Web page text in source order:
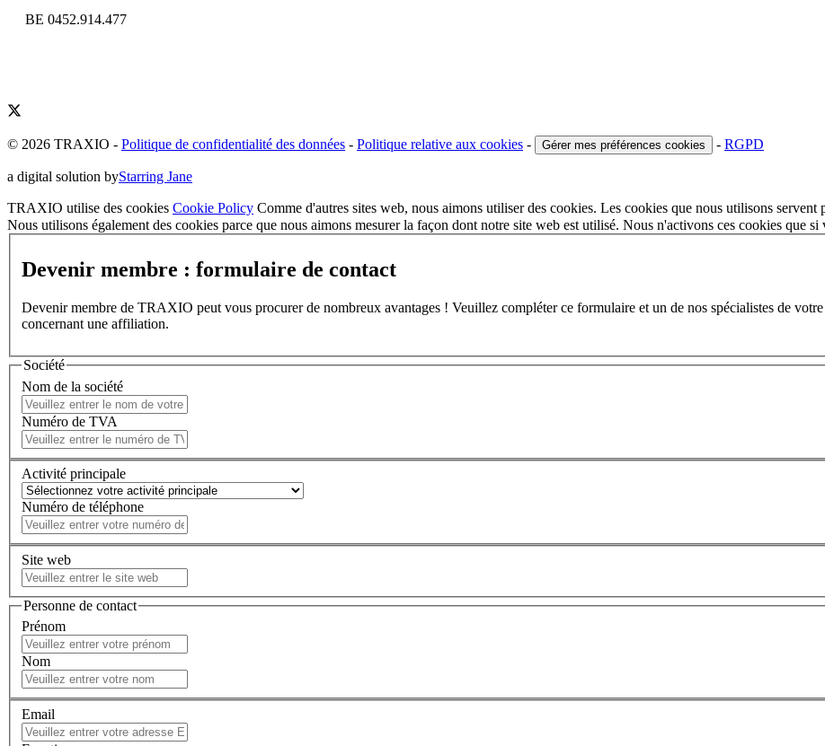
BE 0452.914.477
© 2026 TRAXIO - Politique de confidentialité des données - Politique relative aux cookies - Gérer mes préférences cookies - RGPD
a digital solution byStarring Jane
TRAXIO utilise des cookies Cookie Policy Comme d'autres sites web, nous aimons utiliser des cookies. Les cookies que nous utilisons
Nous utilisons également des cookies parce que nous aimons mesurer la façon dont notre site web est utilisé. Nous n'activons ces cookies que
Devenir membre : formulaire de contact
Devenir membre de TRAXIO peut vous procurer de nombreux avantages ! Veuillez compléter ce formulaire et un de nos spécialistes de
concernant une affiliation.
Société
Nom de la société
Numéro de TVA
Activité principale
Numéro de téléphone
Site web
Personne de contact
Prénom
Nom
Email